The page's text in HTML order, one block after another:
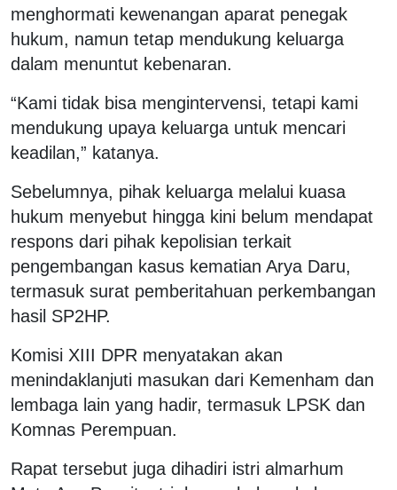
menghormati kewenangan aparat penegak
hukum, namun tetap mendukung keluarga
dalam menuntut kebenaran.
“Kami tidak bisa mengintervensi, tetapi kami
mendukung upaya keluarga untuk mencari
keadilan,” katanya.
Sebelumnya, pihak keluarga melalui kuasa
hukum menyebut hingga kini belum mendapat
respons dari pihak kepolisian terkait
pengembangan kasus kematian Arya Daru,
termasuk surat pemberitahuan perkembangan
hasil SP2HP.
Komisi XIII DPR menyatakan akan
menindaklanjuti masukan dari Kemenham dan
lembaga lain yang hadir, termasuk LPSK dan
Komnas Perempuan.
Rapat tersebut juga dihadiri istri almarhum